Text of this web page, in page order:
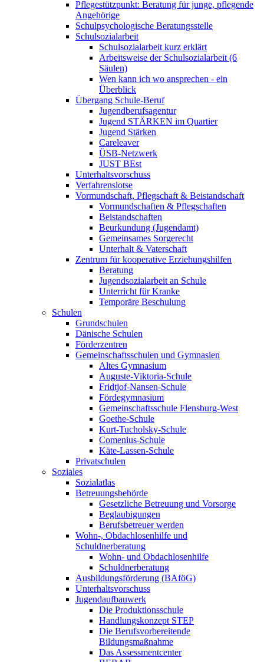
Pflegestützpunkt: Beratung für junge, pflegende
Angehörige
Schulpsychologische Beratungsstelle
Schulsozialarbeit
Schulsozialarbeit kurz erklärt
Arbeitsweise der Schulsozialarbeit (6
Säulen)
Wen kann ich wo ansprechen - ein
Überblick
Übergang Schule-Beruf
Jugendberufsagentur
Jugend STÄRKEN im Quartier
Jugend Stärken
Careleaver
ÜSB-Netzwerk
JUST BEst
Unterhaltsvorschuss
Verfahrenslotse
Vormundschaft, Pflegschaft & Beistandschaft
Vormundschaften & Pflegschaften
Beistandschaften
Beurkundung (Jugendamt)
Gemeinsames Sorgerecht
Unterhalt & Vaterschaft
Zentrum für kooperative Erziehungshilfen
Beratung
Jugendsozialarbeit an Schule
Unterricht für Kranke
Temporäre Beschulung
Schulen
Grundschulen
Dänische Schulen
Förderzentren
Gemeinschaftsschulen und Gymnasien
Altes Gymnasium
Auguste-Viktoria-Schule
Fridtjof-Nansen-Schule
Fördegymnasium
Gemeinschaftsschule Flensburg-West
Goethe-Schule
Kurt-Tucholsky-Schule
Comenius-Schule
Käte-Lassen-Schule
Privatschulen
Soziales
Sozialatlas
Betreuungsbehörde
Gesetzliche Betreuung und Vorsorge
Beglaubigungen
Berufsbetreuer werden
Wohn-, Obdachlosenhilfe und
Schuldnerberatung
Wohn- und Obdachlosenhilfe
Schuldnerberatung
Ausbildungsförderung (BAföG)
Unterhaltsvorschuss
Jugendaufbauwerk
Die Produktionsschule
Handlungskonzept STEP
Die Berufsvorbereitende
Bildungsmaßnahme
Das Assessmentcenter